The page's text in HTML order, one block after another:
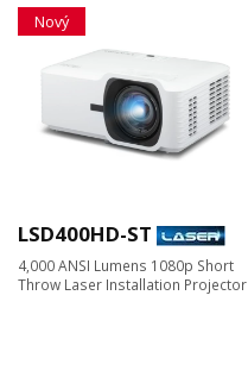
Nový
LSD400HD-ST
4,000 ANSI Lumens 1080p Short
Throw Laser Installation Projector